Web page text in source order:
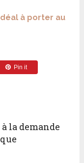
à porter au
Pin it
la demande